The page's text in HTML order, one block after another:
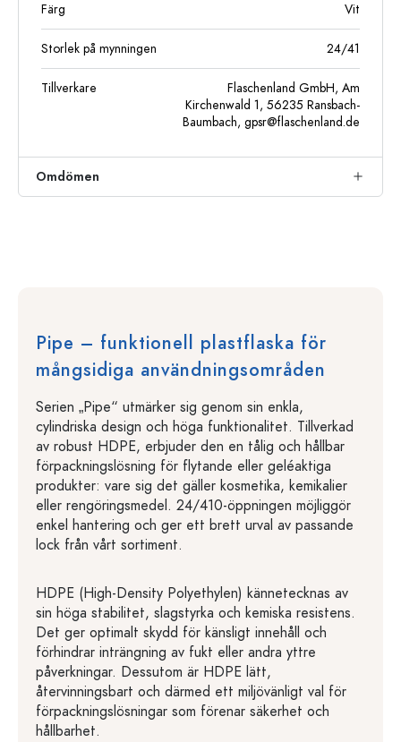
Färg Vit
Storlek på mynningen 24/41
Tillverkare
Flaschenland GmbH, Am
Kirchenwald 1, 56235 Ransbach-
Baumbach, gpsr@flaschenland.de
Omdömen
Pipe – funktionell plastflaska för
mångsidiga användningsområden
Serien „Pipe“ utmärker sig genom sin enkla,
cylindriska design och höga funktionalitet. Tillverkad
av robust HDPE, erbjuder den en tålig och hållbar
förpackningslösning för flytande eller geléaktiga
produkter: vare sig det gäller kosmetika, kemikalier
eller rengöringsmedel. 24/410-öppningen möjliggör
enkel hantering och ger ett brett urval av passande
lock från vårt sortiment.
HDPE (High-Density Polyethylen) kännetecknas av
sin höga stabilitet, slagstyrka och kemiska resistens.
Det ger optimalt skydd för känsligt innehåll och
förhindrar inträngning av fukt eller andra yttre
påverkningar. Dessutom är HDPE lätt,
återvinningsbart och därmed ett miljövänligt val för
förpackningslösningar som förenar säkerhet och
hållbarhet.